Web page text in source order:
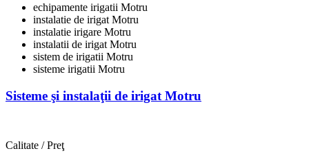
echipamente irigatii Motru
instalatie de irigat Motru
instalatie irigare Motru
instalatii de irigat Motru
sistem de irigatii Motru
sisteme irigatii Motru
Sisteme şi instalaţii de irigat Motru
Calitate / Preţ